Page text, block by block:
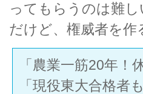
ってもらうのは難し
だけど、権威者を
「農業一筋20年
「現役東大合格者